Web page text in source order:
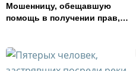
Мошенницу, обещавшую
помощь в получении прав,